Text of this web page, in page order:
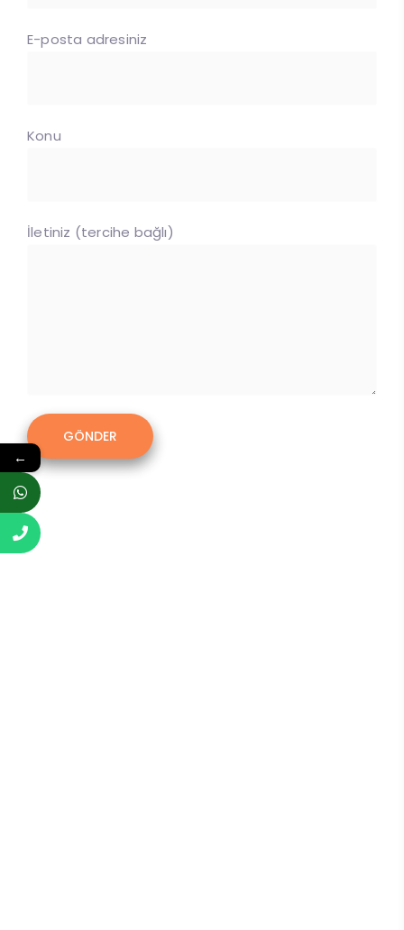
E-posta adresiniz
Konu
İletiniz (tercihe bağlı)
←